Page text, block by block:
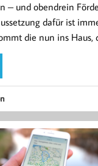
– und obendrein
dafür ist
die nun ins Haus,